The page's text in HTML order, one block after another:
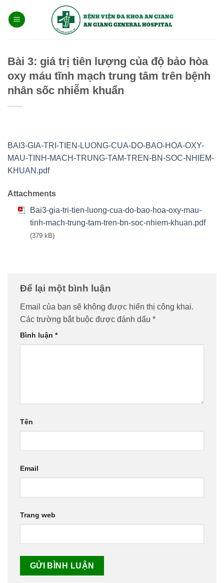
qua
Bài 3: giá trị tiên lượng của độ bảo hòa
oxy máu tĩnh mạch trung tâm trên bệnh
nhân sốc nhiễm khuẩn
BAI3-GIA-TRI-TIEN-LUONG-CUA-DO-BAO-HOA-OXY-
MAU-TINH-MACH-TRUNG-TAM-TREN-BN-SOC-NHIEM-
KHUAN.pdf
Attachments
Bai3-gia-tri-tien-luong-cua-do-bao-hoa-oxy-mau-
tinh-mach-trung-tam-tren-bn-soc-nhiem-khuan.pdf
(379 kB)
Để lại một bình luận
Email của bạn sẽ không được hiển thị công khai.
Các trường bắt buộc được đánh dấu *
Bình luận *
Tên
Email
Trang web